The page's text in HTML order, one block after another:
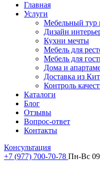
Главная
Услуги
Мебельный тур
Дизайн
Кухни мечты
Мебель для
Мебель для
Дома и
Доставка из
Контроль
Каталоги
Блог
Отзывы
Вопрос-ответ
Контакты
Консультация
+7 (977) 700-70-78 Пн-Вс